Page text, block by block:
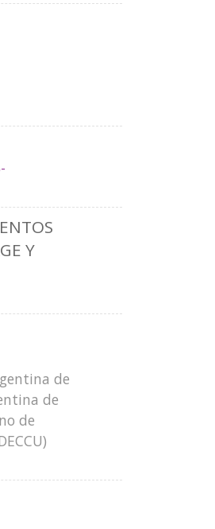
Y
de
de
de